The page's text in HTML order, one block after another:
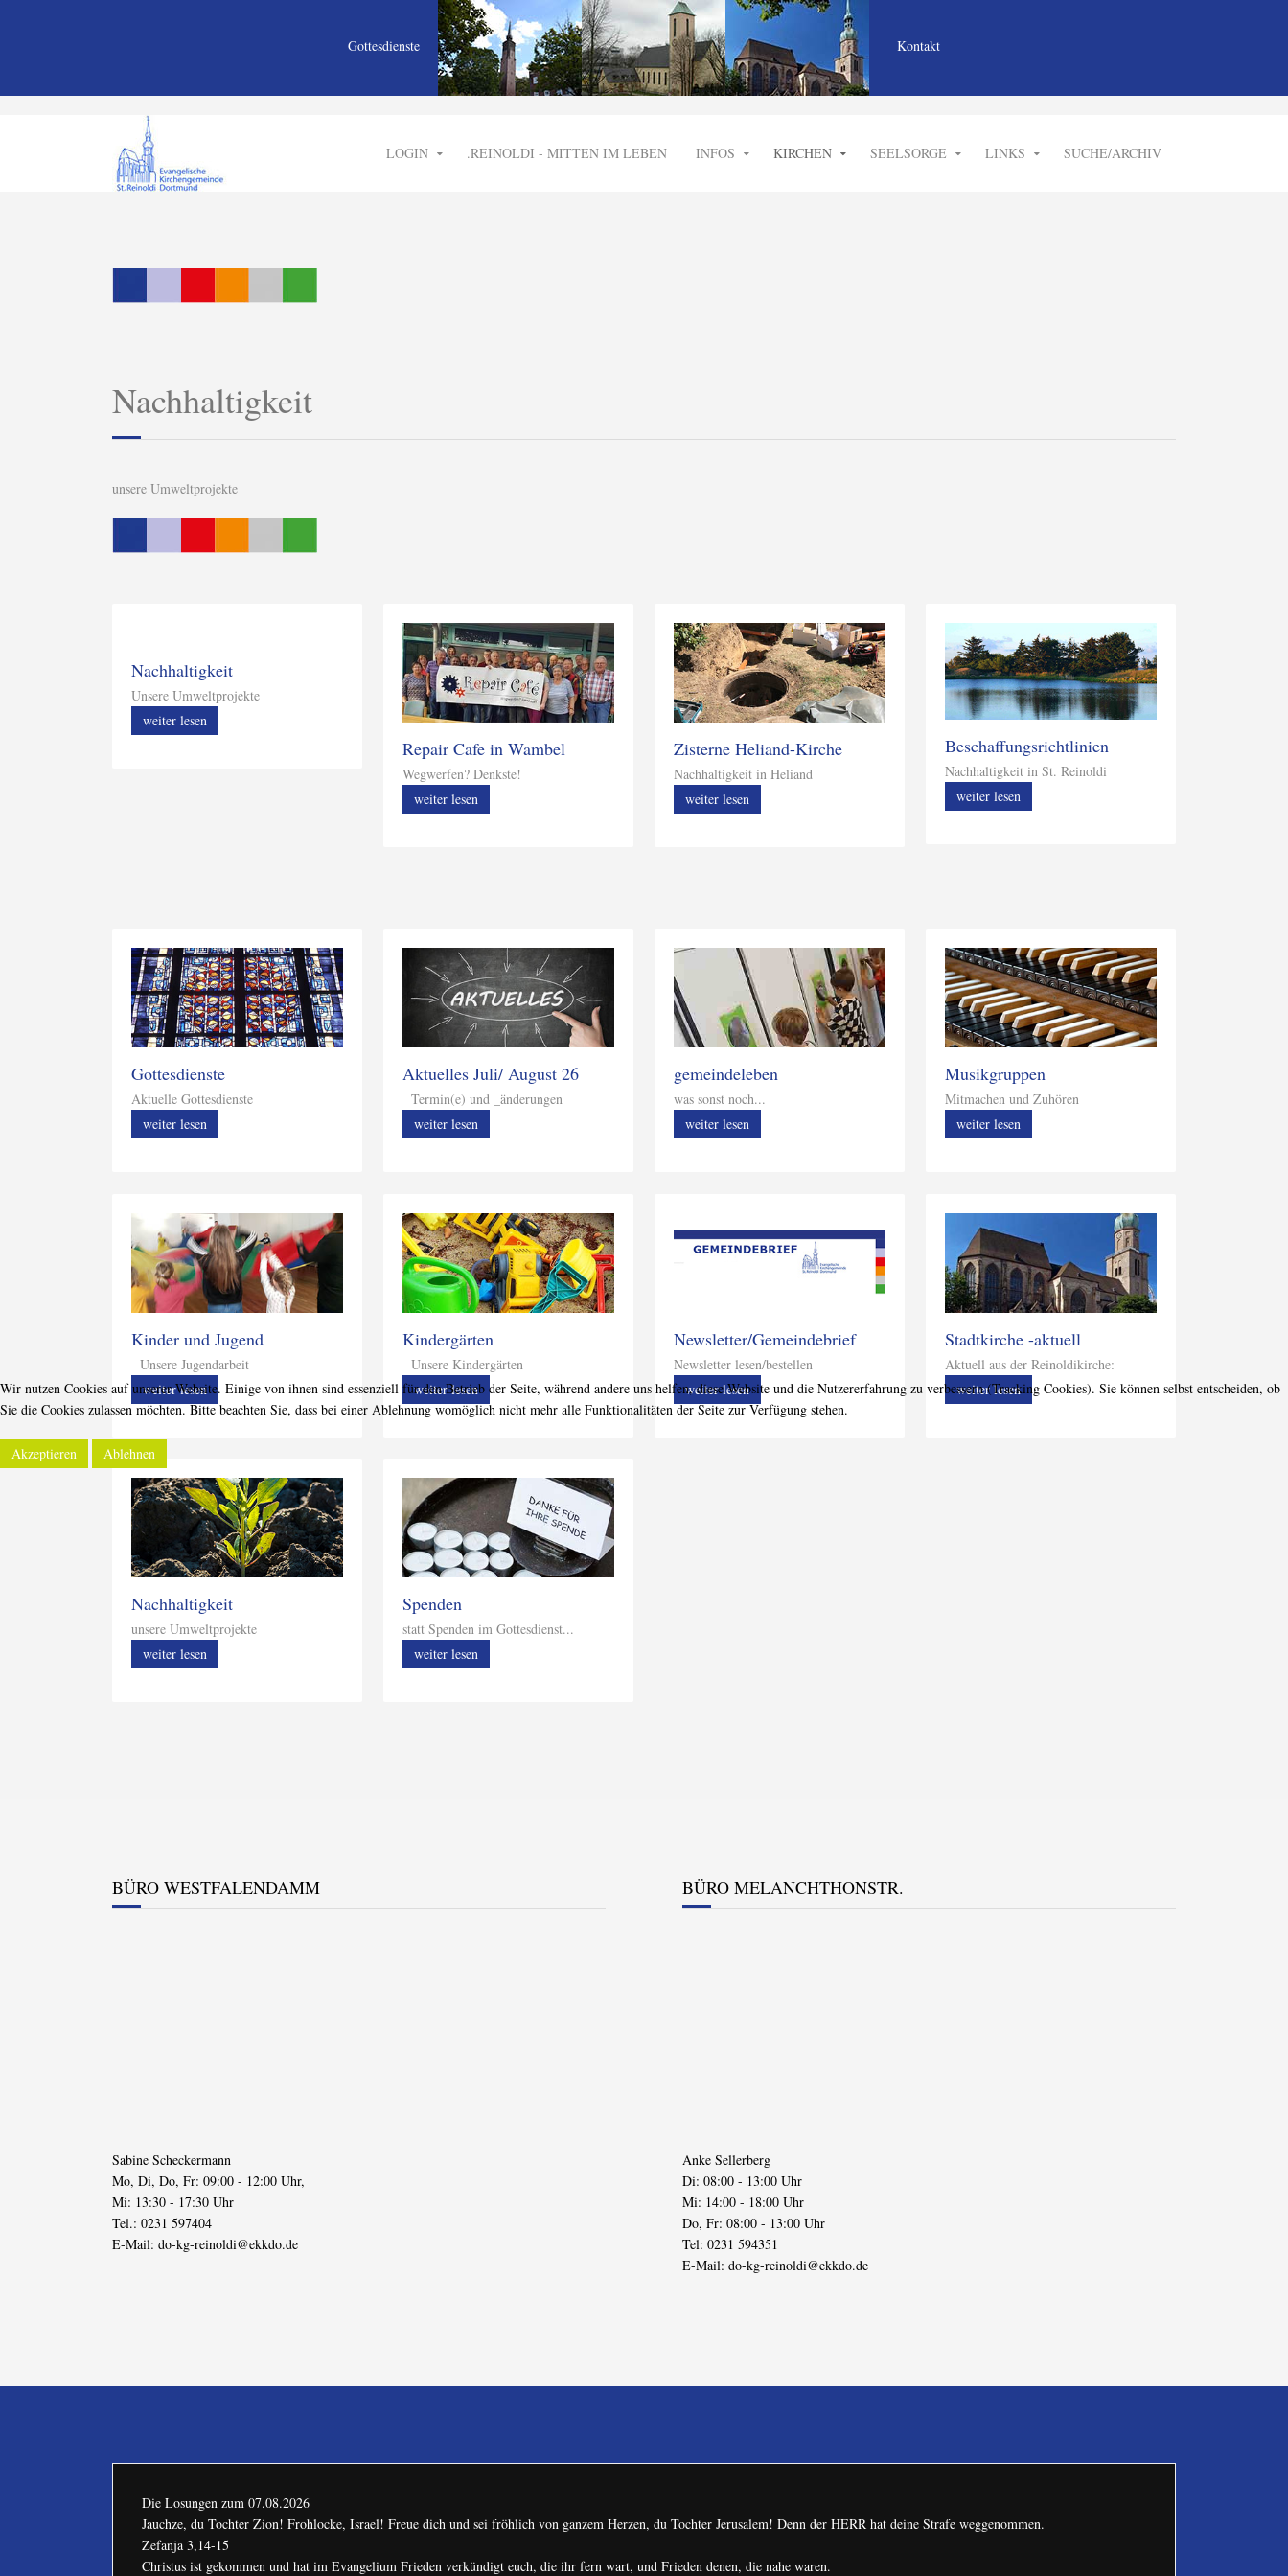
Gottesdienste Kontakt
LOGIN .REINOLDI - MITTEN IM LEBEN INFOS KIRCHEN SEELSORGE LINKS SUCHE/ARCHIV
Nachhaltigkeit
unsere Umweltprojekte
Nachhaltigkeit
Unsere Umweltprojekte
weiter lesen
Repair Cafe in Wambel
Wegwerfen? Denkste!
weiter lesen
Zisterne Heliand-Kirche
Nachhaltigkeit in Heliand
weiter lesen
Beschaffungsrichtlinien
Nachhaltigkeit in St. Reinoldi
weiter lesen
Gottesdienste
Aktuelle Gottesdienste
weiter lesen
Aktuelles Juli/ August 26
Termin(e) und _änderungen
weiter lesen
gemeindeleben
was sonst noch...
weiter lesen
Musikgruppen
Mitmachen und Zuhören
weiter lesen
Kinder und Jugend
Unsere Jugendarbeit
weiter lesen
Kindergärten
Unsere Kindergärten
weiter lesen
Newsletter/Gemeindebrief
Newsletter lesen/bestellen
weiter lesen
Stadtkirche -aktuell
Aktuell aus der Reinoldikirche:
weiter lesen
Nachhaltigkeit
unsere Umweltprojekte
weiter lesen
Spenden
statt Spenden im Gottesdienst...
weiter lesen
BÜRO WESTFALENDAMM
Sabine Scheckermann
Mo, Di, Do, Fr: 09:00 - 12:00 Uhr,
Mi: 13:30 - 17:30 Uhr
Tel.: 0231 597404
E-Mail: do-kg-reinoldi@ekkdo.de
BÜRO MELANCHTHONSTR.
Anke Sellerberg
Di: 08:00 - 13:00 Uhr
Mi: 14:00 - 18:00 Uhr
Do, Fr: 08:00 - 13:00 Uhr
Tel: 0231 594351
E-Mail: do-kg-reinoldi@ekkdo.de
Die Losungen zum 07.08.2026
Jauchze, du Tochter Zion! Frohlocke, Israel! Freue dich und sei fröhlich von ganzem Herzen, du Tochter Jerusalem! Denn der HERR hat deine Strafe weggenommen.
Zefanja 3,14-15
Christus ist gekommen und hat im Evangelium Frieden verkündigt euch, die ihr fern wart, und Frieden denen, die nahe waren.
Wir nutzen Cookies auf unserer Website. Einige von ihnen sind essenziell für den Betrieb der Seite, während andere uns helfen, diese Website und die Nutzererfahrung zu verbessern (Tracking Cookies). Sie können selbst entscheiden, ob
Sie die Cookies zulassen möchten. Bitte beachten Sie, dass bei einer Ablehnung womöglich nicht mehr alle Funktionalitäten der Seite zur Verfügung stehen.
Akzeptieren Ablehnen